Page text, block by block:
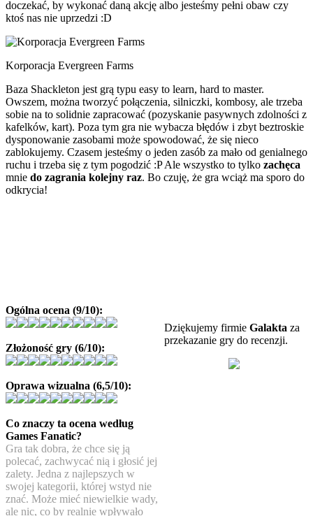
doczekać, by wykonać daną akcję albo jesteśmy pełni obaw czy
ktoś nas nie uprzedzi :D
Korporacja Evergreen Farms
Baza Shackleton jest grą typu easy to learn, hard to master.
Owszem, można tworzyć połączenia, silniczki, kombosy, ale trzeba
sobie na to solidnie zapracować (pozyskanie pasywnych zdolności z
kafelków, kart). Poza tym gra nie wybacza błędów i zbyt beztroskie
dysponowanie zasobami może spowodować, że się nieco
zablokujemy. Czasem jesteśmy o jeden zasób za mało od genialnego
ruchu i trzeba się z tym pogodzić :P Ale wszystko to tylko zachęca
mnie do zagrania kolejny raz. Bo czuję, że gra wciąż ma sporo do
odkrycia!
Dziękujemy firmie Galakta za
przekazanie gry do recenzji.
Ogólna ocena (9/10):
Złożoność gry (6/10):
Oprawa wizualna (6,5/10):
Co znaczy ta ocena według
Games Fanatic?
Gra tak dobra, że chce się ją
polecać, zachwycać nią i głosić jej
zalety. Jedna z najlepszych w
swojej kategorii, której wstyd nie
znać. Może mieć niewielkie wady,
ale nic, co by realnie wpływało